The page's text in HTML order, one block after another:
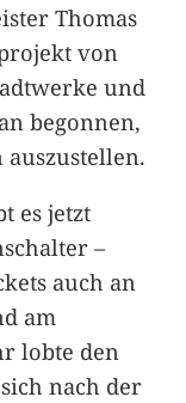
Thomas
von
und
begonnen,
es jetzt
–
auch an
am
lobte den
nach der